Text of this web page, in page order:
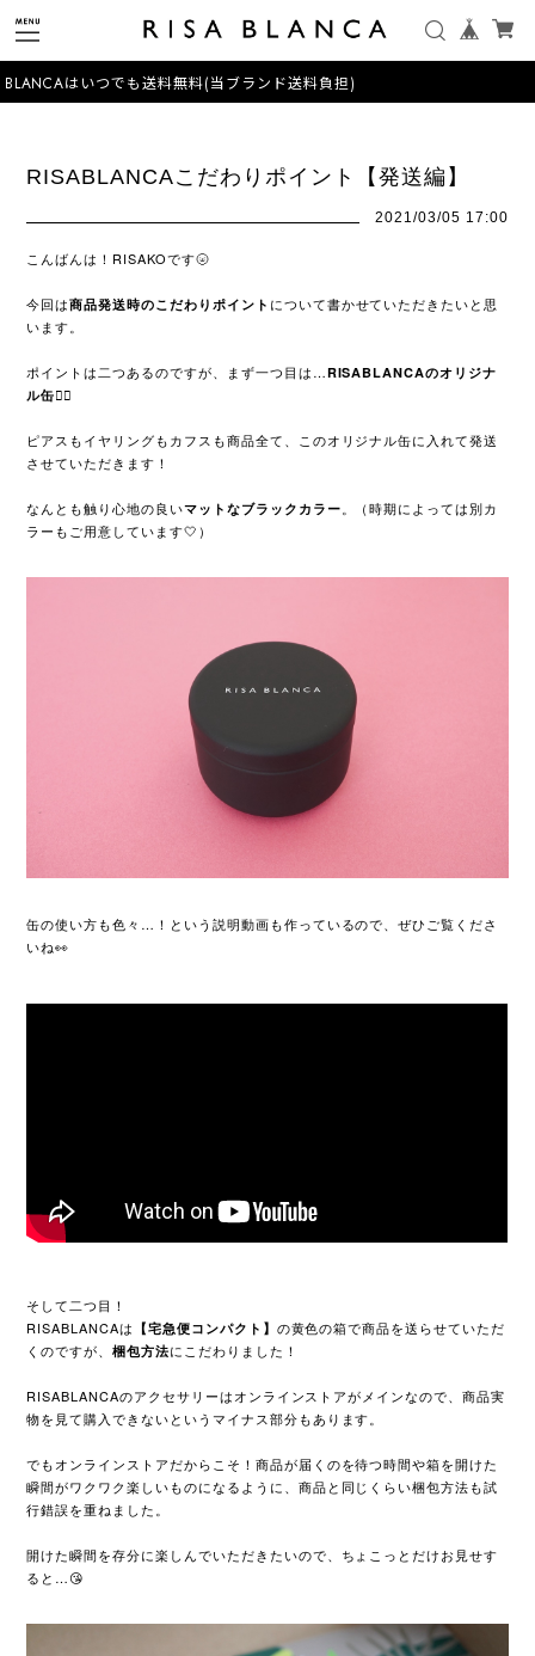
はいつでも送料無料(当ブランド送料負担)
RISABLANCAこだわりポイント【発送編】
2021/03/05 17:00
こんばんは！RISAKOです🌝
今回は商品発送時のこだわりポイント について書かせていただきたいと思
います。
ポイントは二つあるのですが、まず一つ目は…RISABLANCAのオリジナ
ル缶🧚‍♀️
ピアスもイヤリングもカフスも商品全て、このオリジナル缶に入れて発送
させていただきます！
なんとも触り心地の良いマットなブラックカラー 。（時期によっては別カ
ラーもご用意しています🤍）
缶の使い方も色々…！という説明動画も作っているので、ぜひご覧くださ
いね👀
そして二つ目！
RISABLANCAは 【宅急便コンパクト】 の黄色の箱で商品を送らせていただ
くのですが、梱包方法にこだわりました！
RISABLANCAのアクセサリーはオンラインストアがメインなので、商品実
物を見て購入できないというマイナス部分もあります。
でもオンラインストアだからこそ！商品が届くのを待つ時間や箱を開けた
瞬間がワクワク楽しいものになるように、商品と同じくらい梱包方法も試
行錯誤を重ねました。
開けた瞬間を存分に楽しんでいただきたいので、ちょこっとだけお見せす
ると…😘